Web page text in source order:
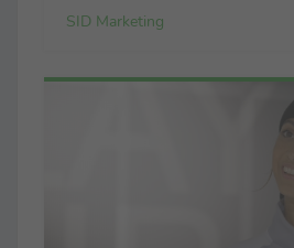
in Ordnung.“ Sieht sein Pendant
SID Marketing